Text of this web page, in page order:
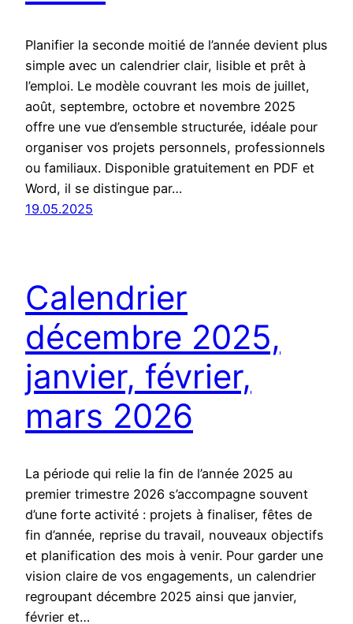
Planifier la seconde moitié de l’année devient plus
simple avec un calendrier clair, lisible et prêt à
l’emploi. Le modèle couvrant les mois de juillet,
août, septembre, octobre et novembre 2025
offre une vue d’ensemble structurée, idéale pour
organiser vos projets personnels, professionnels
ou familiaux. Disponible gratuitement en PDF et
Word, il se distingue par…
19.05.2025
Calendrier
décembre 2025,
janvier, février,
mars 2026
La période qui relie la fin de l’année 2025 au
premier trimestre 2026 s’accompagne souvent
d’une forte activité : projets à finaliser, fêtes de
fin d’année, reprise du travail, nouveaux objectifs
et planification des mois à venir. Pour garder une
vision claire de vos engagements, un calendrier
regroupant décembre 2025 ainsi que janvier,
février et…